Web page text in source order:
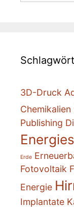
3D-Druck
Chemikalien
Publishing
Erde
Fotovoltaik
Energie
Implantate